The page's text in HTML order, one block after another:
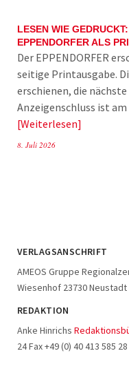
LESEN WIE
EPPENDORFER ALS
Der EPPENDORFER
seitige Printausgabe.
erschienen, die
Anzeigenschluss ist
Weiterlesen
8. Juli 2026
VERLAGSANSCHRIFT
AMEOS Gruppe
Wiesenhof 23730
REDAKTION
Anke Hinrichs
24 Fax +49 (0) 40 413 585 28